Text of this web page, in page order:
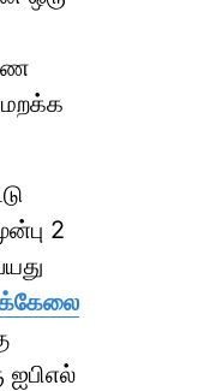
2
ஐபிஎல்